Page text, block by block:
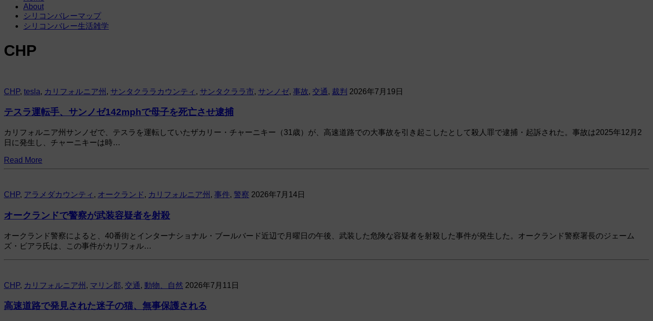
About
シリコンバレーマップ
シリコンバレー生活雑学
CHP
CHP, tesla, カリフォルニア州 , サンタクララカウンティ , サンタクララ市, サンノゼ, 事故, 交通, 裁判 2026年7月19日
テスラ運転手、サンノゼ142mphで母子を死亡させ逮捕
カリフォルニア州サンノゼで、テスラを運転していたザカリー・チャーニキー（31歳）が、高速道路での大事故を引き起こしたとして殺人罪で逮捕・起訴された。事故は2025年12月2
日に発生し、チャーニキーは時…
Read More
CHP, アラメダカウンティ , オークランド, カリフォルニア州 , 事件, 警察 2026年7月14日
オークランドで警察が武装容疑者を射殺
オークランド警察によると、40番街とインターナショナル・ブールバード近辺で月曜日の午後、武装した危険な容疑者を射殺した事件が発生した。オークランド警察署長のジェーム
ズ・ビアラ氏は、この事件がカリフォル…
CHP, カリフォルニア州 , マリン郡, 交通, 動物、自然 2026年7月11日
高速道路で発見された迷子の猫、無事保護される